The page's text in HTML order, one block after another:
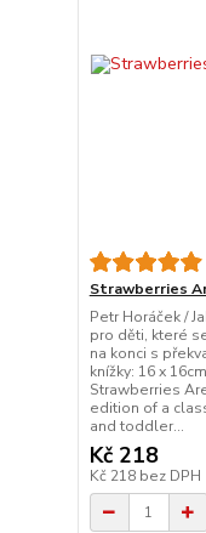
Strawberries
Petr Horáček /
pro děti, které
na konci s
knížky: 16 x
Strawberries
edition of a
and toddler...
Kč 218
Kč 218 bez DPH